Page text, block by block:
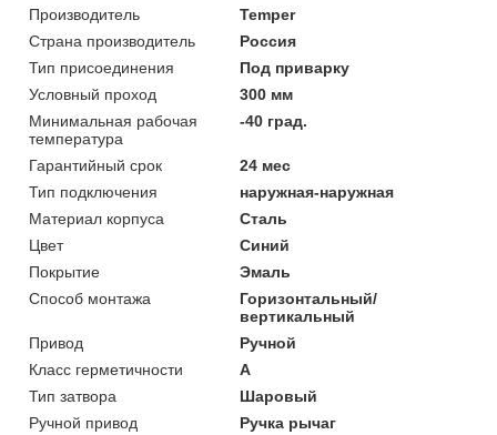
Производитель
Temper
Страна производитель
Россия
Тип присоединения
Под приварку
Условный проход
300 мм
Минимальная рабочая
температура
-40 град.
Гарантийный срок
24 мес
Тип подключения
наружная-наружная
Материал корпуса
Сталь
Цвет
Синий
Покрытие
Эмаль
Способ монтажа
Горизонтальный/
вертикальный
Привод
Ручной
Класс герметичности
А
Тип затвора
Шаровый
Ручной привод
Ручка рычаг